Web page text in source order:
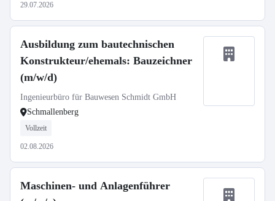
29.07.2026
Ausbildung zum bautechnischen
Konstrukteur/ehemals: Bauzeichner
(m/w/d)
Ingenieurbüro für Bauwesen Schmidt GmbH
Schmallenberg
Vollzeit
02.08.2026
Maschinen- und Anlagenführer